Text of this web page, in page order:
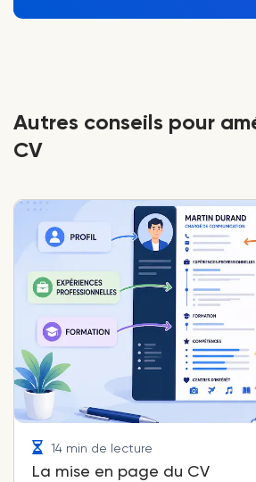
Autres conseils pour
CV
14 min de lecture
La mise en page du CV